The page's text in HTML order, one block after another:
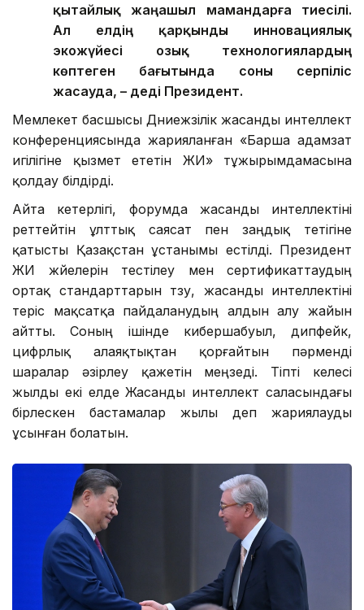
қытайлық жаңашыл мамандарға тиесілі.
Ал елдің қарқынды инновациялық
экожүйесі озық технологиялардың
көптеген бағытында соны серпіліс
жасауда, – деді Президент.
Мемлекет басшысы Дүниежүзілік жасанды интеллект
конференциясында жарияланған «Барша адамзат
игілігіне қызмет ететін ЖИ» тұжырымдамасына
қолдау білдірді.
Айта кетерлігі, форумда жасанды интеллектіні
реттейтін ұлттық саясат пен заңдық тетігіне
қатысты Қазақстан ұстанымы естілді. Президент
ЖИ жүйелерін тестілеу мен сертификаттаудың
ортақ стандарттарын түзу, жасанды интеллектіні
теріс мақсатқа пайдаланудың алдын алу жайын
айтты. Соның ішінде кибершабуыл, дипфейк,
цифрлық алаяқтықтан қорғайтын пәрменді
шаралар әзірлеу қажетін меңзеді. Тіпті келесі
жылды екі елде Жасанды интеллект саласындағы
бірлескен бастамалар жылы деп жариялауды
ұсынған болатын.